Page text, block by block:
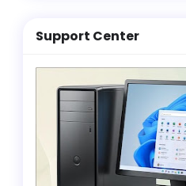
Support Center